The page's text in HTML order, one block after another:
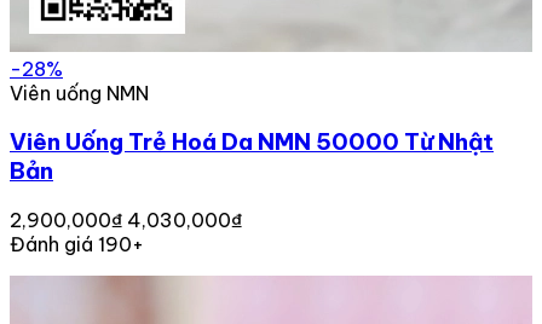
-28%
Viên uống NMN
Viên Uống Trẻ Hoá Da NMN 50000 Từ Nhật
Bản
2,900,000₫ 4,030,000₫
Đánh giá 190+